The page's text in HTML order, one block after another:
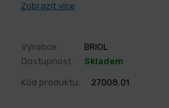
Zobrazit více
Výrobce:
BRIOL
Dostupnost:
Skladem
Kód produktu: 27008.01